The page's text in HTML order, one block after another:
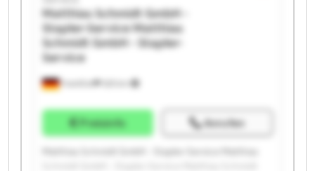
Frankfurt
Matthias Schmidt GmbH -
Stapler-ServiceMatthias
Schmidt GmbH - Stapler-
Service
Preisinfo Anrufen